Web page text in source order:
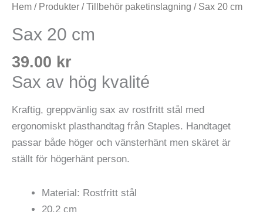
Hem / Produkter /Tillbehör paketinslagning / Sax 20 cm
Sax 20 cm
39.00 kr
Sax av hög kvalité
Kraftig, greppvänlig sax av rostfritt stål med
ergonomiskt plasthandtag från Staples. Handtaget
passar både höger och vänsterhänt men skäret är
ställt för högerhänt person.
Material: Rostfritt stål
20.2 cm